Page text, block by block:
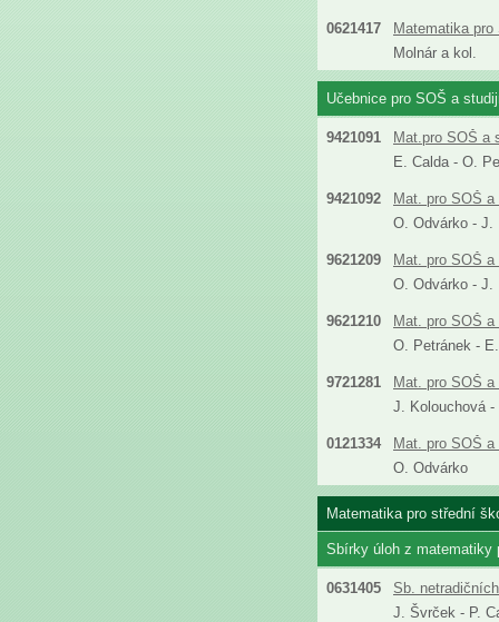
0621417
Matematika
Molnár a kol.
Učebnice pro SOŠ a
9421091
Mat.pro SOŠ a
E. Calda - O.
9421092
Mat. pro SOŠ
O. Odvárko - J.
9621209
Mat. pro SOŠ
O. Odvárko - J.
9621210
Mat. pro SOŠ
O. Petránek -
9721281
Mat. pro SOŠ
J. Kolouchová -
0121334
Mat. pro SOŠ
O. Odvárko
Matematika pro střední
Sbírky úloh z matematiky
0631405
Sb.
J. Švrček - P.